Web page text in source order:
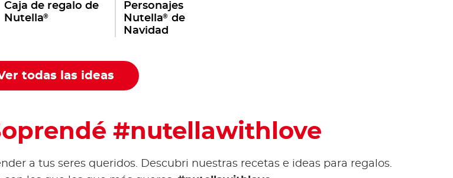
Caja de regalo de
Nutella®
Personajes
Nutella® de
Navidad
todas las ideas
#nutellawithlove
a tus seres queridos. Descubri nuestras recetas e ideas para regalos.